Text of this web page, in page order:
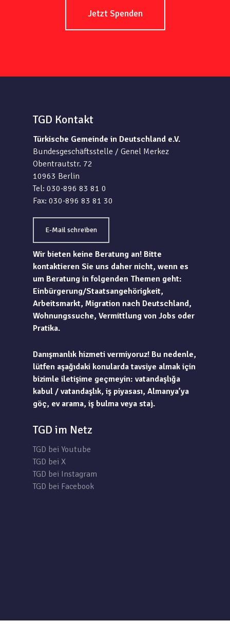
Jetzt Spenden
TGD Kontakt
Türkische Gemeinde in Deutschland e.V.
Bundesgeschäftsstelle / Genel Merkez
Obentrautstr. 72
10963 Berlin
Tel: 030-896 83 81 0
Fax: 030-896 83 81 30
E-Mail schreiben
Wir bieten keine Beratung an! Bitte
kontaktieren Sie uns daher nicht, wenn es
um Beratung in folgenden Themen geht:
Einbürgerung/Staatsangehörigkeit,
Arbeitsmarkt, Migration nach Deutschland,
Wohnungssuche, Vermittlung von Jobs oder
Pratika.
Danışmanlık hizmeti vermiyoruz! Bu nedenle,
lütfen aşağıdaki konularda tavsiye almak için
bizimle iletişime geçmeyin: vatandaşlığa
kabul / vatandaşlık, iş piyasası, Almanya’ya
göç, ev arama, iş bulma veya staj.
TGD im Netz
TGD bei Youtube
TGD bei X
TGD bei Instagram
TGD bei Facebook